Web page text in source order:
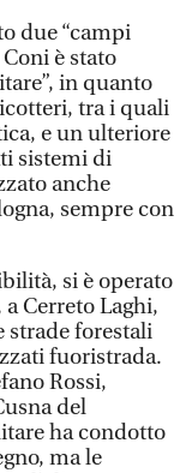
due “campi
è stato
in quanto
tra i quali
e un ulteriore
sistemi di
anche
sempre con
si è operato
Cerreto Laghi,
strade forestali
fuoristrada.
Rossi,
del
ha condotto
ma le